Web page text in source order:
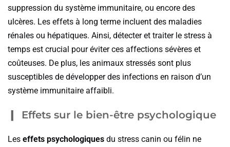
suppression du système immunitaire, ou encore des
ulcères. Les effets à long terme incluent des maladies
rénales ou hépatiques. Ainsi, détecter et traiter le stress à
temps est crucial pour éviter ces affections sévères et
coûteuses. De plus, les animaux stressés sont plus
susceptibles de développer des infections en raison d’un
système immunitaire affaibli.
Effets sur le bien-être psychologique
Les effets psychologiques du stress canin ou félin ne